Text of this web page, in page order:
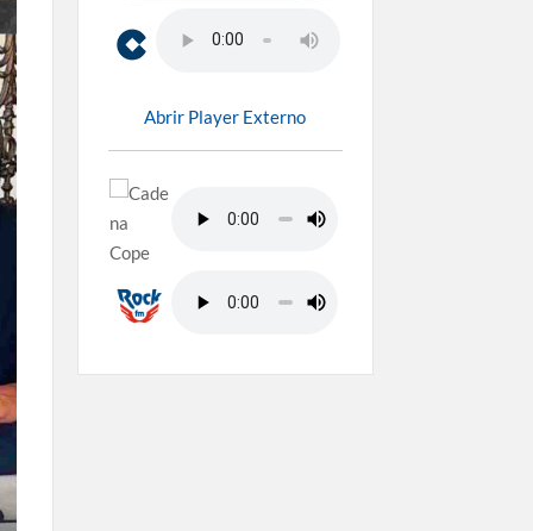
Abrir Player Externo